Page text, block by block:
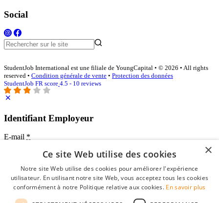
Social
StudentJob International est une filiale de YoungCapital • © 2026 • All rights
reserved • Condition générale de vente • Protection des données
StudentJob FR score 4.5 - 10 reviews
Identifiant Employeur
E-mail *
Mot de passe
se souvenir de moi
mot de passe oublié?
×
Ce site Web utilise des cookies
Notre site Web utilise des cookies pour améliorer l'expérience
utilisateur. En utilisant notre site Web, vous acceptez tous les cookies
conformément à notre Politique relative aux cookies. En savoir plus